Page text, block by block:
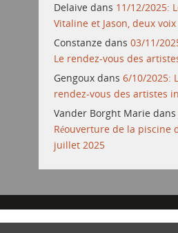
Delaive dans 11/12/2025:
Vitaline et Jason, deux
Constanze dans03/11/
Le rendez-vous des
Gengoux dans6/10/2025:
rendez-vous des artistes
Vander Borght Marie
Réouverture de la piscine
juillet 2025